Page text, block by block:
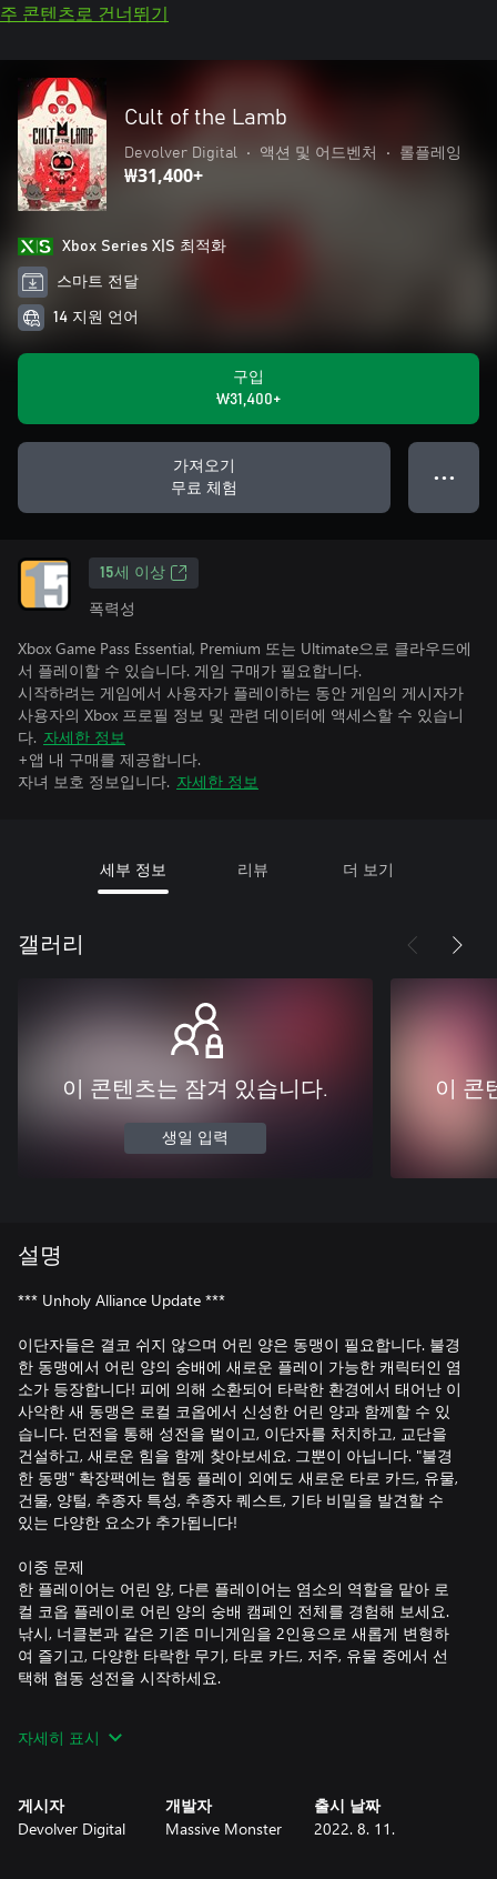
주 콘텐츠로 건너뛰기
Cult of the Lamb
Devolver Digital • 액션 및 어드벤처 • 롤플레잉
₩31,400+
Xbox Series X|S 최적화
스마트 전달
14 지원 언어
구입
₩31,400+
가져오기
무료 체험
● ● ●
15세 이상
폭력성
Xbox Game Pass Essential, Premium 또는 Ultimate으로 클라우드에
서 플레이할 수 있습니다. 게임 구매가 필요합니다.
시작하려는 게임에서 사용자가 플레이하는 동안 게임의 게시자가
사용자의 Xbox 프로필 정보 및 관련 데이터에 액세스할 수 있습니
다. 자세한 정보
+앱 내 구매를 제공합니다.
자녀 보호 정보입니다. 자세한 정보
세부 정보 리뷰 더 보기
갤러리
이 콘텐츠는 잠겨 있습니다.
생일 입력
이 콘
설명
*** Unholy Alliance Update ***
이단자들은 결코 쉬지 않으며 어린 양은 동맹이 필요합니다. 불경
한 동맹에서 어린 양의 숭배에 새로운 플레이 가능한 캐릭터인 염
소가 등장합니다! 피에 의해 소환되어 타락한 환경에서 태어난 이
사악한 새 동맹은 로컬 코옵에서 신성한 어린 양과 함께할 수 있
습니다. 던전을 통해 성전을 벌이고, 이단자를 처치하고, 교단을
건설하고, 새로운 힘을 함께 찾아보세요. 그뿐이 아닙니다. "불경
한 동맹" 확장팩에는 협동 플레이 외에도 새로운 타로 카드, 유물,
건물, 양털, 추종자 특성, 추종자 퀘스트, 기타 비밀을 발견할 수
있는 다양한 요소가 추가됩니다!
이중 문제
한 플레이어는 어린 양, 다른 플레이어는 염소의 역할을 맡아 로
컬 코옵 플레이로 어린 양의 숭배 캠페인 전체를 경험해 보세요.
낚시, 너클본과 같은 기존 미니게임을 2인용으로 새롭게 변형하
여 즐기고, 다양한 타락한 무기, 타로 카드, 저주, 유물 중에서 선
택해 협동 성전을 시작하세요.
"불경한 동맹"에는 수많은 새로운 추종자 특성이 추가되어 그 어
포하거나, 부활의 트라우마로 무기력한 상태가 되거나, 저주에 시
달리는 등 교단이 성장하며 무수히 많은 독특한 특성을 마주하게
자세히 표시
게시자
Devolver Digital
개발자
Massive Monster
출시 날짜
2022. 8. 11.